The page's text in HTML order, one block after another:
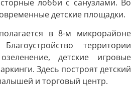
лобби с санузлами. Во
детские площадки.
в 8-м микрорайоне
территории
детские игровые
Здесь построят детский
и торговый центр.